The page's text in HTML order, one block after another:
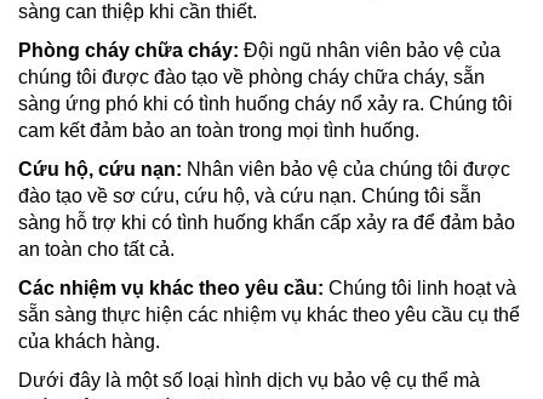
sàng can thiệp khi cần thiết.
Phòng cháy chữa cháy: Đội ngũ nhân viên bảo vệ của
chúng tôi được đào tạo về phòng cháy chữa cháy, sẵn
sàng ứng phó khi có tình huống cháy nổ xảy ra. Chúng tôi
cam kết đảm bảo an toàn trong mọi tình huống.
Cứu hộ, cứu nạn: Nhân viên bảo vệ của chúng tôi được
đào tạo về sơ cứu, cứu hộ, và cứu nạn. Chúng tôi sẵn
sàng hỗ trợ khi có tình huống khẩn cấp xảy ra để đảm bảo
an toàn cho tất cả.
Các nhiệm vụ khác theo yêu cầu: Chúng tôi linh hoạt và
sẵn sàng thực hiện các nhiệm vụ khác theo yêu cầu cụ thể
của khách hàng.
Dưới đây là một số loại hình dịch vụ bảo vệ cụ thể mà